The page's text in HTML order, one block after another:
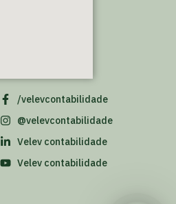
/velevcontabilidade
@velevcontabilidade
Velev contabilidade
Velev contabilidade